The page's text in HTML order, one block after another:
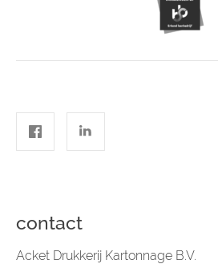
contact
Acket Drukkerij Kartonnage B.V.